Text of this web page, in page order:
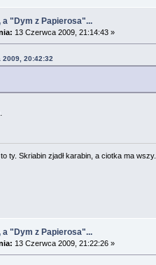
"Dym z Papierosa"...
13 Czerwca 2009, 21:14:43 »
2009, 20:42:32
ty. Skriabin zjadł karabin, a ciotka ma wszy.
"Dym z Papierosa"...
13 Czerwca 2009, 21:22:26 »